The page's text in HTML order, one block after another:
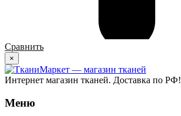
Сравнить
×
Интернет магазин тканей. Доставка по РФ!
Меню